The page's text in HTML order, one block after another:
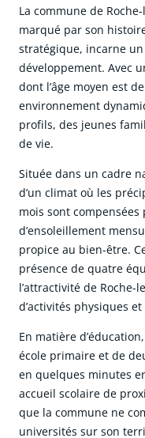
La commune de
marqué par son
stratégique, incarne
développement. Avec
dont l’âge moyen est
environnement
profils, des jeunes
de vie.
Située dans un cadre
d’un climat où les
mois sont
d’ensoleillement
propice au bien-être.
présence de quatre
l’attractivité de Roche-
d’activités physiques
En matière
école primaire et de
en quelques minutes
accueil scolaire de
que la commune ne
universités sur son